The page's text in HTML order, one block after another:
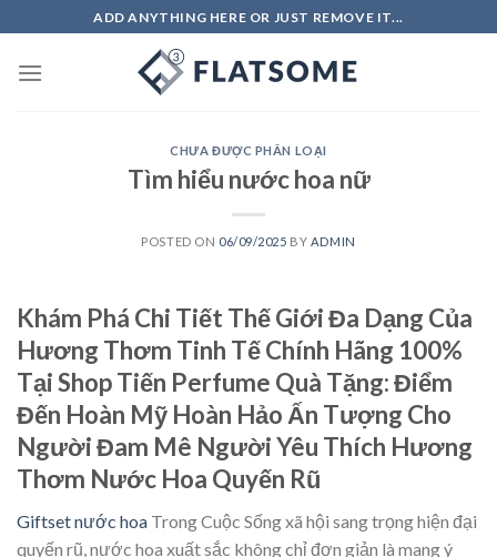
to
content
ADD ANYTHING HERE OR JUST REMOVE IT...
CHƯA ĐƯỢC PHÂN LOẠI
Tìm hiểu nước hoa nữ
POSTED ON 06/09/2025 BY ADMIN
Khám Phá Chi Tiết Thế Giới Đa Dạng Của
Hương Thơm Tinh Tế Chính Hãng 100%
Tại Shop Tiến Perfume Quà Tặng: Điểm
Đến Hoàn Mỹ Hoàn Hảo Ấn Tượng Cho
Người Đam Mê Người Yêu Thích Hương
Thơm Nước Hoa Quyến Rũ
Giftset nước hoa Trong Cuộc Sống xã hội sang trọng hiện đại
quyến rũ, nước hoa xuất sắc không chỉ đơn giản là mang ý